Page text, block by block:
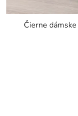
Čierne